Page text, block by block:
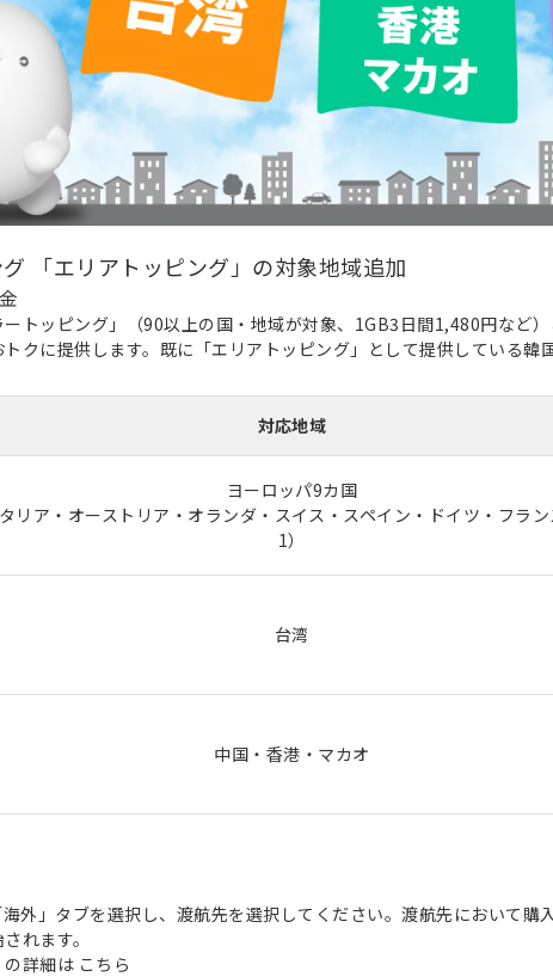
「エリアトッピング」の対象地域追加
ートッピング」（90以上の国・地域が対象、1GB3日間1,480円など
クに提供します。既に「エリアトッピング」として提供している韓
対応地域
ヨーロッパ9カ国
タリア・オーストリア・オランダ・スイス・スペイン・ドイツ・フラ
1）
台湾
中国・香港・マカオ
外」タブを選択し、渡航先を選択してください。渡航先において購
れます。
の詳細は こちら